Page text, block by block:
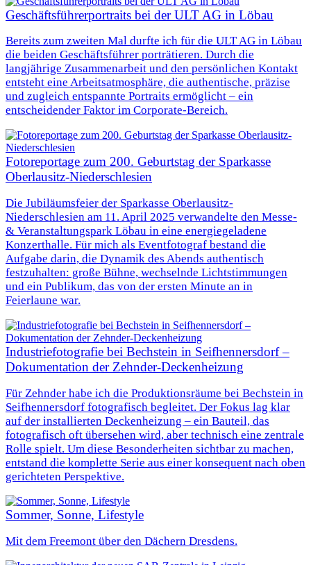
Geschäftsführerportraits bei der ULT AG in Löbau
Bereits zum zweiten Mal durfte ich für die ULT AG in Löbau
die beiden Geschäftsführer porträtieren. Durch die
langjährige Zusammenarbeit und den persönlichen Kontakt
entsteht eine Arbeitsatmosphäre, die authentische, präzise
und zugleich entspannte Portraits ermöglicht – ein
entscheidender Faktor im Corporate-Bereich.
Fotoreportage zum 200. Geburtstag der Sparkasse
Oberlausitz-Niederschlesien
Die Jubiläumsfeier der Sparkasse Oberlausitz-
Niederschlesien am 11. April 2025 verwandelte den Messe-
& Veranstaltungspark Löbau in eine energiegeladene
Konzerthalle. Für mich als Eventfotograf bestand die
Aufgabe darin, die Dynamik des Abends authentisch
festzuhalten: große Bühne, wechselnde Lichtstimmungen
und ein Publikum, das von der ersten Minute an in
Feierlaune war.
Industriefotografie bei Bechstein in Seifhennersdorf –
Dokumentation der Zehnder‑Deckenheizung
Für Zehnder habe ich die Produktionsräume bei Bechstein in
Seifhennersdorf fotografisch begleitet. Der Fokus lag klar
auf der installierten Deckenheizung – ein Bauteil, das
fotografisch oft übersehen wird, aber technisch eine zentrale
Rolle spielt. Um diese Besonderheiten sichtbar zu machen,
entstand die komplette Serie aus einer konsequent nach oben
gerichteten Perspektive.
Sommer, Sonne, Lifestyle
Mit dem Freemont über den Dächern Dresdens.